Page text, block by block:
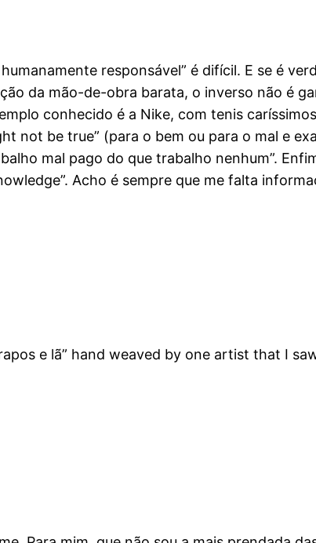
responsável” é difícil. E se é
da mão-de-obra barata, o inverso não é
conhecido é a Nike, com tenis
not be true” (para o bem ou para o mal e
mal pago do que trabalho nenhum”.
Acho é sempre que me falta
e lã” hand weaved by one artist that I